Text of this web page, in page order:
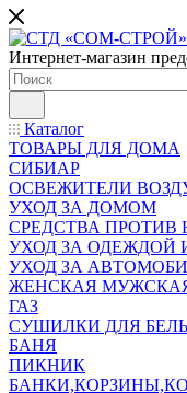
Интернет-магазин
Каталог
ТОВАРЫ ДЛЯ ДОМА
СИБИАР
ОСВЕЖИТЕЛИ
УХОД ЗА ДОМОМ
СРЕДСТВА
УХОД ЗА ОДЕЖДОЙ
УХОД ЗА
ЖЕНСКАЯ
ГАЗ
СУШИЛКИ ДЛЯ
БАНЯ
ПИКНИК